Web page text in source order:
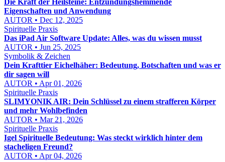
Die Kraft der Heilsteine: Entzündungshemmende
Eigenschaften und Anwendung
AUTOR • Dec 12, 2025
Spirituelle Praxis
Das iPad Air Software Update: Alles, was du wissen musst
AUTOR • Jun 25, 2025
Symbolik & Zeichen
Dein Krafttier Eichelhäher: Bedeutung, Botschaften und was er
dir sagen will
AUTOR • Apr 01, 2026
Spirituelle Praxis
SLIMYONIK AIR: Dein Schlüssel zu einem strafferen Körper
und mehr Wohlbefinden
AUTOR • Mar 21, 2026
Spirituelle Praxis
Igel Spirituelle Bedeutung: Was steckt wirklich hinter dem
stacheligen Freund?
AUTOR • Apr 04, 2026